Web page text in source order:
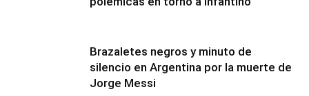
Brazaletes negros y minuto de
silencio en Argentina por la muerte de
Jorge Messi